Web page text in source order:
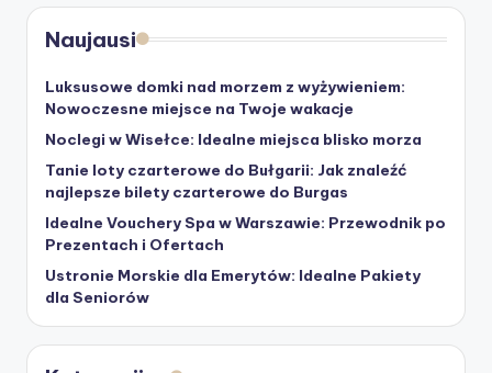
Naujausi
Luksusowe domki nad morzem z wyżywieniem:
Nowoczesne miejsce na Twoje wakacje
Noclegi w Wisełce: Idealne miejsca blisko morza
Tanie loty czarterowe do Bułgarii: Jak znaleźć
najlepsze bilety czarterowe do Burgas
Idealne Vouchery Spa w Warszawie: Przewodnik po
Prezentach i Ofertach
Ustronie Morskie dla Emerytów: Idealne Pakiety
dla Seniorów